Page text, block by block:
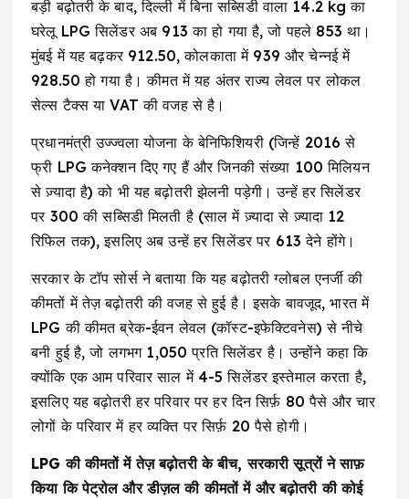
बड़ी बढ़ोतरी के बाद, दिल्ली में बिना सब्सिडी वाला 14.2 kg का
घरेलू LPG सिलेंडर अब ₹913 का हो गया है, जो पहले ₹853 था।
मुंबई में यह बढ़कर ₹912.50, कोलकाता में ₹939 और चेन्नई में
₹928.50 हो गया है। कीमत में यह अंतर राज्य लेवल पर लोकल
सेल्स टैक्स या VAT की वजह से है।
प्रधानमंत्री उज्ज्वला योजना के बेनिफिशियरी (जिन्हें 2016 से
फ्री LPG कनेक्शन दिए गए हैं और जिनकी संख्या 100 मिलियन
से ज़्यादा है) को भी यह बढ़ोतरी झेलनी पड़ेगी। उन्हें हर सिलेंडर
पर ₹300 की सब्सिडी मिलती है (साल में ज़्यादा से ज़्यादा 12
रिफिल तक), इसलिए अब उन्हें हर सिलेंडर पर ₹613 देने होंगे।
सरकार के टॉप सोर्स ने बताया कि यह बढ़ोतरी ग्लोबल एनर्जी की
कीमतों में तेज़ बढ़ोतरी की वजह से हुई है। इसके बावजूद, भारत में
LPG की कीमत ब्रेक-ईवन लेवल (कॉस्ट-इफेक्टिवनेस) से नीचे
बनी हुई है, जो लगभग ₹1,050 प्रति सिलेंडर है। उन्होंने कहा कि
क्योंकि एक आम परिवार साल में 4-5 सिलेंडर इस्तेमाल करता है,
इसलिए यह बढ़ोतरी हर परिवार पर हर दिन सिर्फ़ 80 पैसे और चार
लोगों के परिवार में हर व्यक्ति पर सिर्फ़ 20 पैसे होगी।
LPG की कीमतों में तेज़ बढ़ोतरी के बीच, सरकारी सूत्रों ने साफ़
किया कि पेट्रोल और डीज़ल की कीमतों में और बढ़ोतरी की कोई